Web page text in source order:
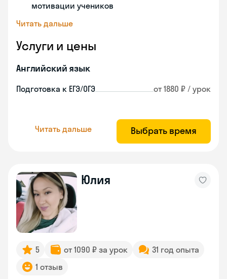
мотивации учеников
Читать дальше
Услуги и цены
Английский язык
Подготовка к ЕГЭ/ОГЭ от 1880 ₽ / урок
Читать дальше Выбрать время
Юлия
5 от 1090 ₽ за урок
31 год опыта
1 отзыв